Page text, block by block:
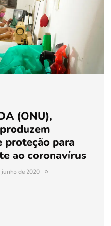
(ONU),
proteção para
ao coronavírus
junho de 2020